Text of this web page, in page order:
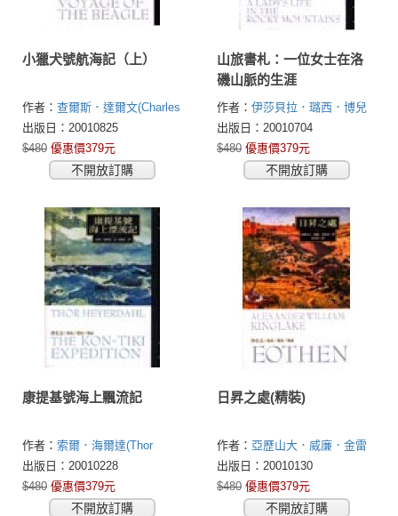
小獵犬號航海記（上）
作者： 查爾斯．達爾文(Charles
Darwin)
出版日：20010825
$480 優惠價379元
不開放訂購
山旅書札：一位女士在洛
磯山脈的生涯
作者： 伊莎貝拉．璐西．博兒
(Isabella Lucy Bird)
出版日：20010704
$480 優惠價379元
不開放訂購
康提基號海上飄流記
作者： 索爾．海爾達(Thor
Heyerdahl)
出版日：20010228
$480 優惠價379元
不開放訂購
日昇之處(精裝)
作者： 亞歷山大．威廉．金雷
克(Alexander William Kinglake)
出版日：20010130
$480 優惠價379元
不開放訂購